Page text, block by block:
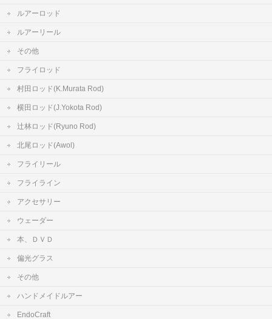
ルアーロッド
ルアーリール
その他
フライロッド
村田ロッド(K.Murata Rod)
横田ロッド(J.Yokota Rod)
辻林ロッド(Ryuno Rod)
北尾ロッド(Awol)
フライリール
フライライン
アクセサリー
ウェーダー
本、ＤＶＤ
偏光グラス
その他
ハンドメイドルアー
EndoCraft